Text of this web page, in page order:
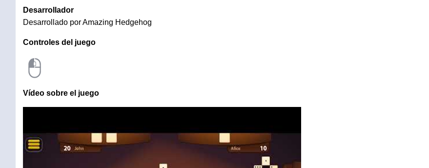
Desarrollador
Desarrollado por Amazing Hedgehog
Controles del juego
Vídeo sobre el juego